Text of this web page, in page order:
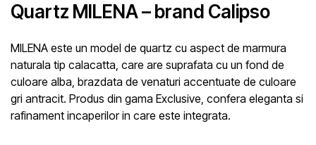
Quartz MILENA – brand Calipso
MILENA este un model de quartz cu aspect de marmura
naturala tip calacatta, care are suprafata cu un fond de
culoare alba, brazdata de venaturi accentuate de culoare
gri antracit. Produs din gama Exclusive, confera eleganta si
rafinament incaperilor in care este integrata.